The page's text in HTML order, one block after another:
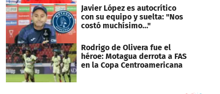
Javier López es autocrítico
con su equipo y suelta: "Nos
costó muchísimo..."
Rodrigo de Olivera fue el
héroe: Motagua derrota a FAS
en la Copa Centroamericana